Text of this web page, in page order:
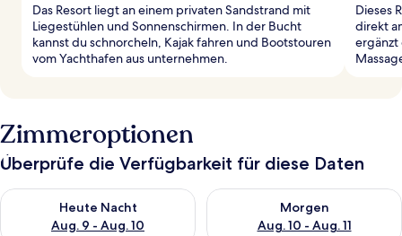
Das Resort liegt an einem privaten Sandstrand mit
Liegestühlen und Sonnenschirmen. In der Bucht
kannst du schnorcheln, Kajak fahren und Bootstouren
vom Yachthafen aus unternehmen.
Dieses
direkt
ergänzt
Zimmeroptionen
Überprüfe die Verfügbarkeit für diese Daten
Heute Nacht
Aug. 9 - Aug. 10
Überprüfe die Verfügbarkeit für heute Nacht, Aug. 9 - Aug.
Morgen
Aug. 10 - Aug. 11
Überprüfe die Verfügbarkeit